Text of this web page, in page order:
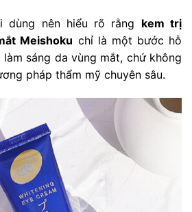
dùng nên hiểu rõ rằng kem trị
Meishoku chỉ là một bước hỗ
sáng da vùng mắt, chứ không
pháp thẩm mỹ chuyên sâu.